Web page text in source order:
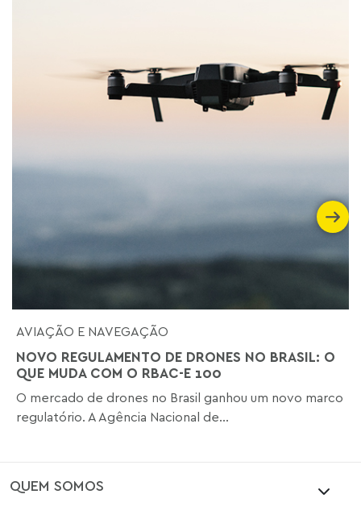
AVIAÇÃO E NAVEGAÇÃO
NOVO REGULAMENTO DE DRONES NO BRASIL: O
QUE MUDA COM O RBAC-E 100
O mercado de drones no Brasil ganhou um novo marco
regulatório. A Agência Nacional de...
QUEM SOMOS